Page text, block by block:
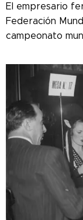
El empresario
Federación
campeonato